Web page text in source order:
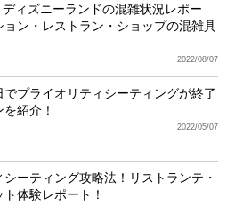
ディズニーランドの混雑状況レポー
ョン・レストラン・ショップの混雑具
2022/08/07
プライオリティシーティングが終了
紹介！
2022/05/07
ーティング攻略法！リストランテ・
体験レポート！